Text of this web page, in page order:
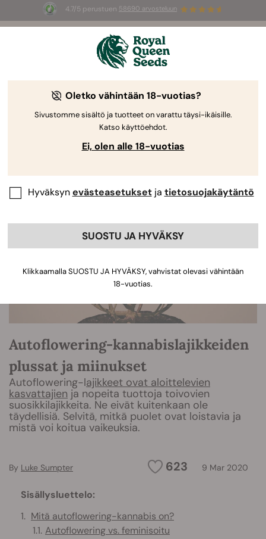
4.7/5 perustuen 58690 arvosteluun
Summer Sales: jopa –50 %
valikoiduista tuotteista! ⏤
The RQS Blog
Autoflowering-kannabislajikkeiden
plussat ja miinukset
Autoflowering-lajikkeet ovat aloittelevien
kasvattajien ja nopeita tuottoja toivovien
suosikkilajikkeita. Ne eivät kuitenkaan ole
täydellisiä. Selvitä, mitkä puolet ovat loistavia ja
mistä voi koitua vaikeuksia.
623 9 Mar 2020
By Luke Sumpter
Sisällysluettelo:
Mitä autoflowering-kannabis on?
Autoflowering vs. feminisoitu
Oletko vähintään 18-vuotias?
Sivustomme sisältö ja tuotteet on varattu täysi-ikäisille.
Katso käyttöehdot.
Ei, olen alle 18-vuotias
Hyväksynevästeasetuksetja tietosuojakäytäntö
SUOSTU JA HYVÄKSY
Klikkaamalla SUOSTU JA HYVÄKSY, vahvistat olevasi vähintään
18-vuotias.